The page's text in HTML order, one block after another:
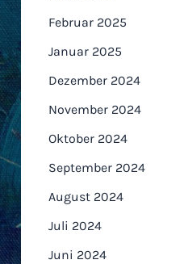
Februar 2025
Januar 2025
Dezember 2024
November 2024
Oktober 2024
September 2024
August 2024
Juli 2024
Juni 2024